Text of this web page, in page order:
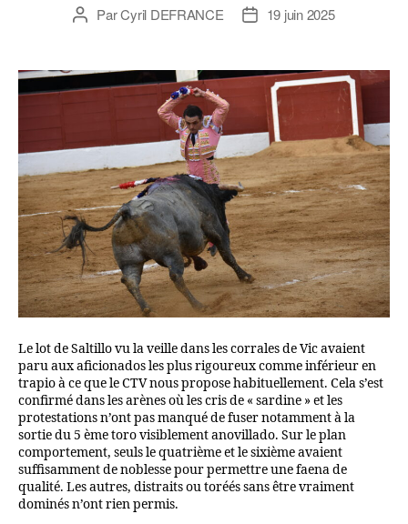
ParCyril DEFRANCE 19 juin 2025
Le lot de Saltillo vu la veille dans les corrales de Vic avaient
paru aux aficionados les plus rigoureux comme inférieur en
trapio à ce que le CTV nous propose habituellement. Cela s’est
confirmé dans les arènes où les cris de « sardine » et les
protestations n’ont pas manqué de fuser notamment à la
sortie du 5 ème toro visiblement anovillado. Sur le plan
comportement, seuls le quatrième et le sixième avaient
suffisamment de noblesse pour permettre une faena de
qualité. Les autres, distraits ou toréés sans être vraiment
dominés n’ont rien permis.